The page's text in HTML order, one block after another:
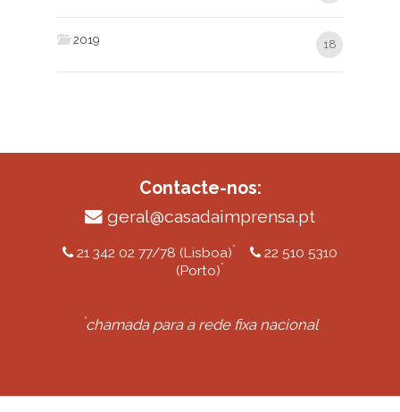
2019 18
Contacte-nos:
geral@casadaimprensa.pt
21 342 02 77/78 (Lisboa)*
22 510 5310
(Porto)*
*chamada para a rede fixa nacional